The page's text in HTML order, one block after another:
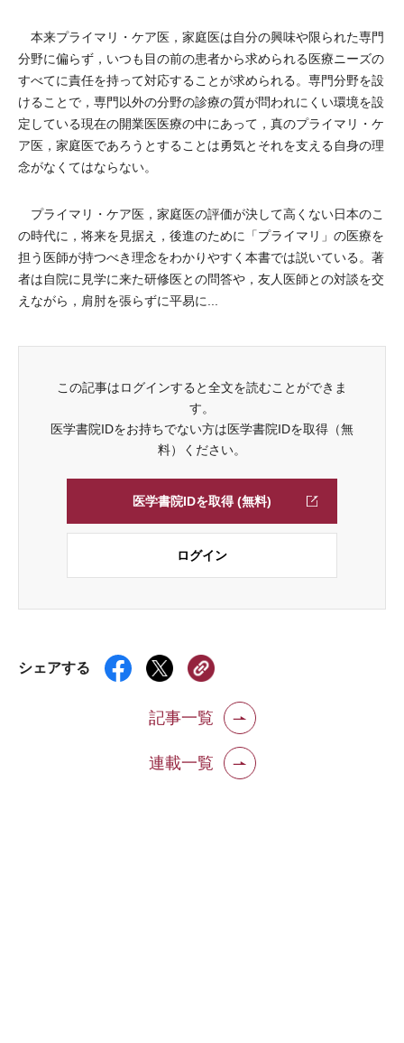
本来プライマリ・ケア医，家庭医は自分の興味や限られた専門
分野に偏らず，いつも目の前の患者から求められる医療ニーズの
すべてに責任を持って対応することが求められる。専門分野を設
けることで，専門以外の分野の診療の質が問われにくい環境を設
定している現在の開業医医療の中にあって，真のプライマリ・ケ
ア医，家庭医であろうとすることは勇気とそれを支える自身の理
念がなくてはならない。
プライマリ・ケア医，家庭医の評価が決して高くない日本のこ
の時代に，将来を見据え，後進のために「プライマリ」の医療を
担う医師が持つべき理念をわかりやすく本書では説いている。著
者は自院に見学に来た研修医との問答や，友人医師との対談を交
えながら，肩肘を張らずに平易に...
この記事はログインすると全文を読むことができま
す。
医学書院IDをお持ちでない方は医学書院IDを取得（無
料）ください。
医学書院IDを取得 (無料)
ログイン
シェアする
記事一覧
連載一覧